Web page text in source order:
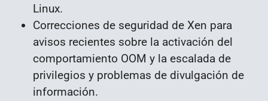
Linux.
Correcciones de seguridad de Xen para
avisos recientes sobre la activación del
comportamiento OOM y la escalada de
privilegios y problemas de divulgación de
información.